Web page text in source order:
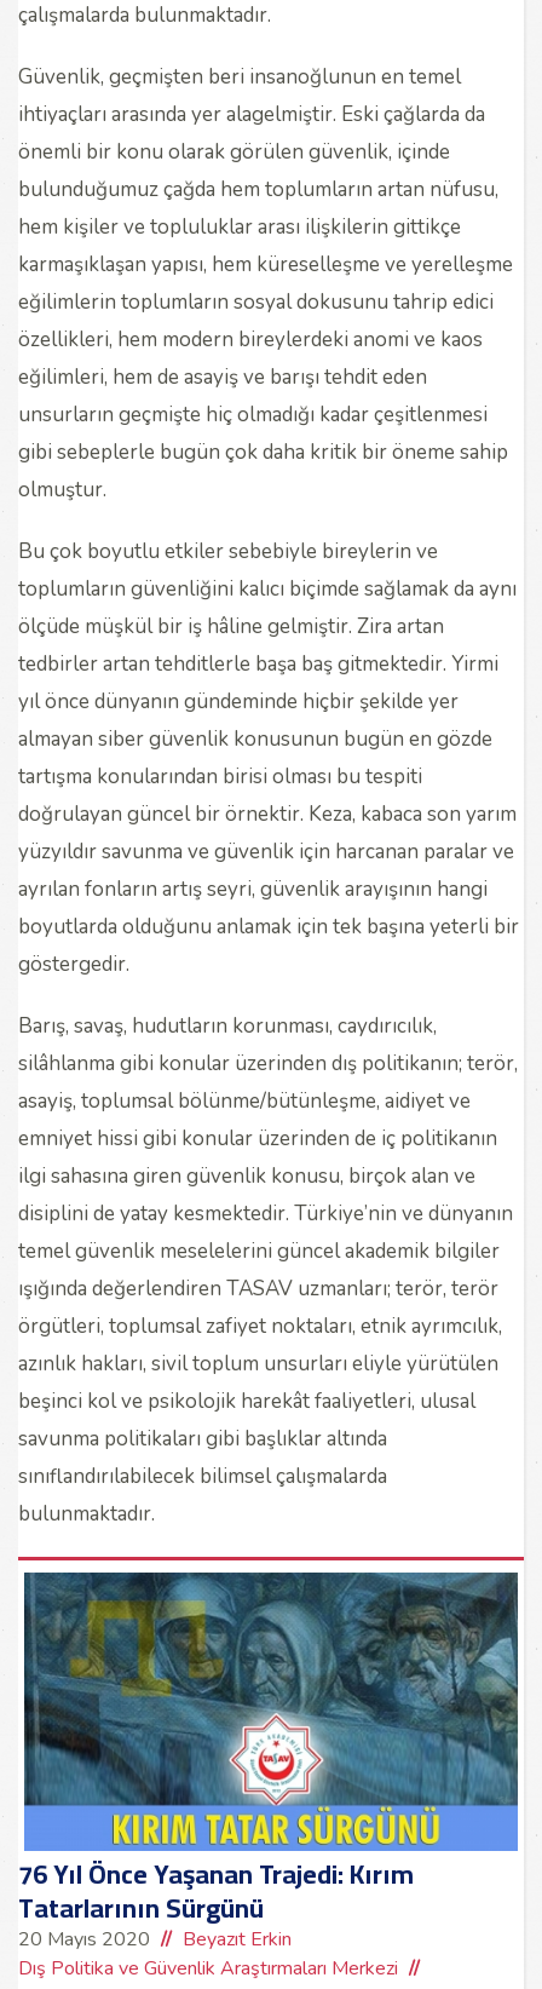
çalışmalarda bulunmaktadır.
Güvenlik, geçmişten beri insanoğlunun en temel
ihtiyaçları arasında yer alagelmiştir. Eski çağlarda da
önemli bir konu olarak görülen güvenlik, içinde
bulunduğumuz çağda hem toplumların artan nüfusu,
hem kişiler ve topluluklar arası ilişkilerin gittikçe
karmaşıklaşan yapısı, hem küreselleşme ve yerelleşme
eğilimlerin toplumların sosyal dokusunu tahrip edici
özellikleri, hem modern bireylerdeki anomi ve kaos
eğilimleri, hem de asayiş ve barışı tehdit eden
unsurların geçmişte hiç olmadığı kadar çeşitlenmesi
gibi sebeplerle bugün çok daha kritik bir öneme sahip
olmuştur.
Bu çok boyutlu etkiler sebebiyle bireylerin ve
toplumların güvenliğini kalıcı biçimde sağlamak da aynı
ölçüde müşkül bir iş hâline gelmiştir. Zira artan
tedbirler artan tehditlerle başa baş gitmektedir. Yirmi
yıl önce dünyanın gündeminde hiçbir şekilde yer
almayan siber güvenlik konusunun bugün en gözde
tartışma konularından birisi olması bu tespiti
doğrulayan güncel bir örnektir. Keza, kabaca son yarım
yüzyıldır savunma ve güvenlik için harcanan paralar ve
ayrılan fonların artış seyri, güvenlik arayışının hangi
boyutlarda olduğunu anlamak için tek başına yeterli bir
göstergedir.
Barış, savaş, hudutların korunması, caydırıcılık,
silâhlanma gibi konular üzerinden dış politikanın; terör,
asayiş, toplumsal bölünme/bütünleşme, aidiyet ve
emniyet hissi gibi konular üzerinden de iç politikanın
ilgi sahasına giren güvenlik konusu, birçok alan ve
disiplini de yatay kesmektedir. Türkiye’nin ve dünyanın
temel güvenlik meselelerini güncel akademik bilgiler
ışığında değerlendiren TASAV uzmanları; terör, terör
örgütleri, toplumsal zafiyet noktaları, etnik ayrımcılık,
azınlık hakları, sivil toplum unsurları eliyle yürütülen
beşinci kol ve psikolojik harekât faaliyetleri, ulusal
savunma politikaları gibi başlıklar altında
sınıflandırılabilecek bilimsel çalışmalarda
bulunmaktadır.
76 Yıl Önce Yaşanan Trajedi: Kırım
Tatarlarının Sürgünü
20 Mayıs 2020
Beyazıt Erkin
Dış Politika ve Güvenlik Araştırmaları Merkezi